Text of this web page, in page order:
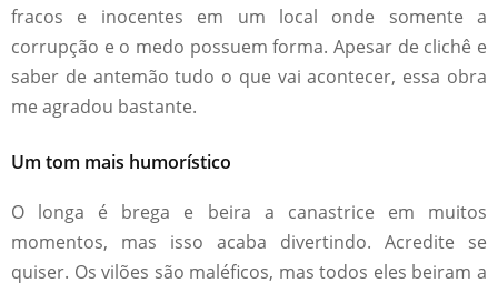
fracos e inocentes em um local onde somente a
corrupção e o medo possuem forma. Apesar de clichê e
saber de antemão tudo o que vai acontecer, essa obra
me agradou bastante.
Um tom mais humorístico
O longa é brega e beira a canastrice em muitos
momentos, mas isso acaba divertindo. Acredite se
quiser. Os vilões são maléficos, mas todos eles beiram a